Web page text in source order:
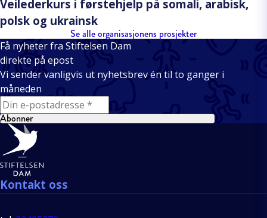
Veilederkurs i førstehjelp på somali, arabisk,
polsk og ukrainsk
Se alle organisasjonens prosjekter
Få nyheter fra Stiftelsen Dam
direkte på epost
Vi sender vanligvis ut nyhetsbrev én til to ganger i
måneden
E-mail
Abonner
Bunntekst
Kontakt oss